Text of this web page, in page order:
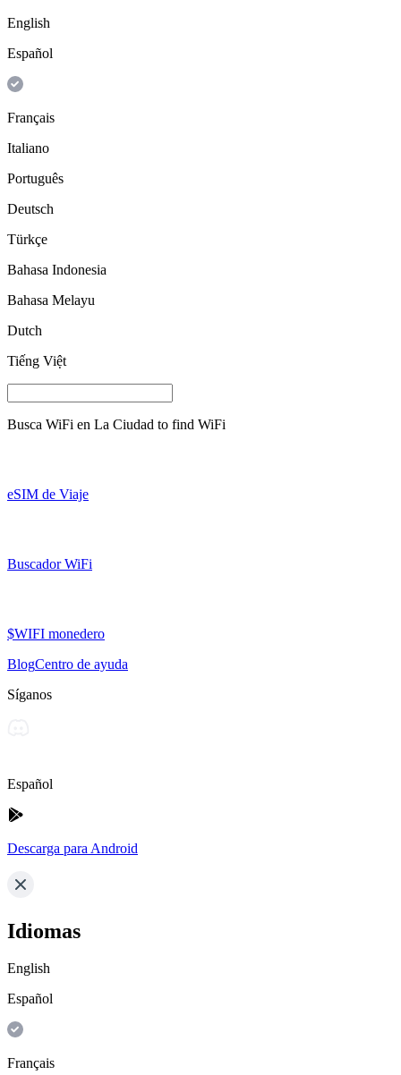
English
Español
Français
Italiano
Português
Deutsch
Türkçe
Bahasa Indonesia
Bahasa Melayu
Dutch
Tiếng Việt
Busca WiFi en La Ciudad to find WiFi
eSIM de Viaje
Buscador WiFi
$WIFI monedero
BlogCentro de ayuda
Síganos
Español
Descarga para Android
Idiomas
English
Español
Français